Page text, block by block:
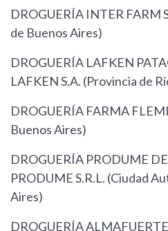
DROGUERÍA INTER FARM
de Buenos Aires)
DROGUERÍA LAFKEN
LAFKEN S.A. (Provincia de
DROGUERÍA FARMA
Buenos Aires)
DROGUERÍA PRODUME
PRODUME S.R.L. (Ciudad
Aires)
DROGUERÍA